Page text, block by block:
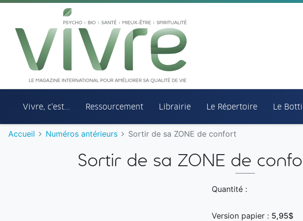
Aller au menu principal
Aller au contenu principal
Vivre, c'est... Ressourcement Librairie Le Répertoire Le
Accueil Numéros antérieurs Sortir de sa ZONE de confort
Sortir de sa ZONE de
Quantité :
Version papier : 5,95$